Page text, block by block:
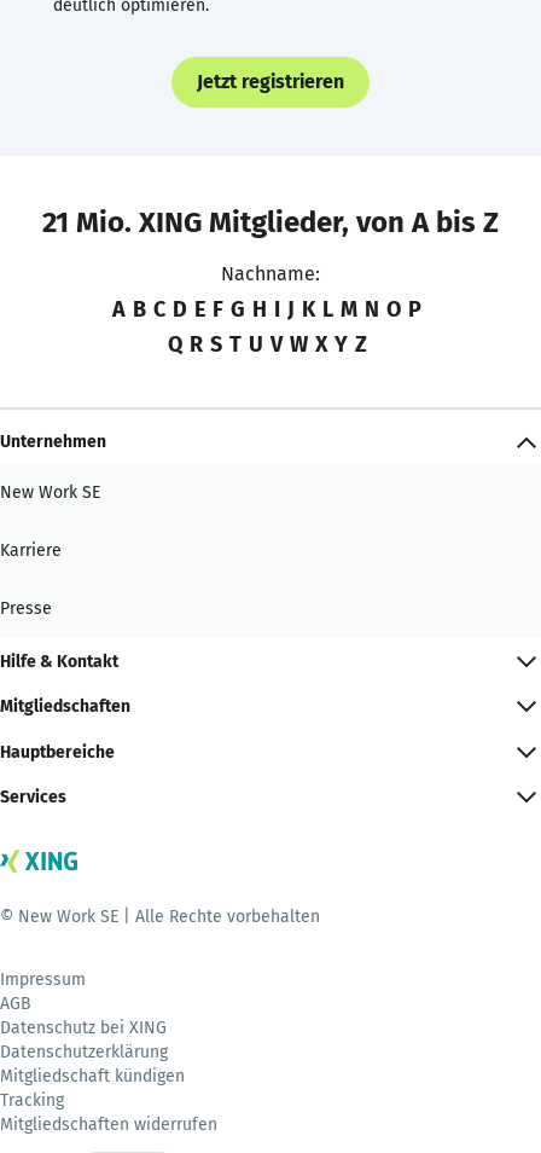
deutlich optimieren.
Jetzt registrieren
21 Mio. XING Mitglieder, von A bis Z
Nachname:
A B C D E F G H I J K L M N O P
Q R S T U V W X Y Z
Unternehmen
New Work SE
Karriere
Presse
Hilfe & Kontakt
Mitgliedschaften
Hauptbereiche
Services
© New Work SE | Alle Rechte vorbehalten
Impressum
AGB
Datenschutz bei XING
Datenschutzerklärung
Mitgliedschaft kündigen
Tracking
Mitgliedschaften widerrufen